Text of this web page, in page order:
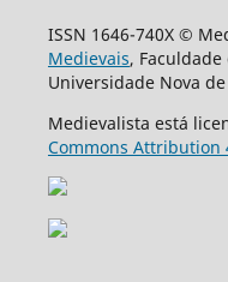
ISSN 1646-740X ©
Medievais, Faculdade
Universidade Nova
Medievalista está
Commons Attribution